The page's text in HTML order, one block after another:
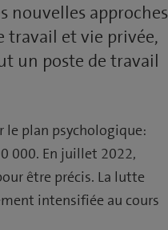
nouvelles approches
travail et vie privée,
un poste de travail
le plan psychologique:
000. En juillet 2022,
être précis. La lutte
intensifiée au cours